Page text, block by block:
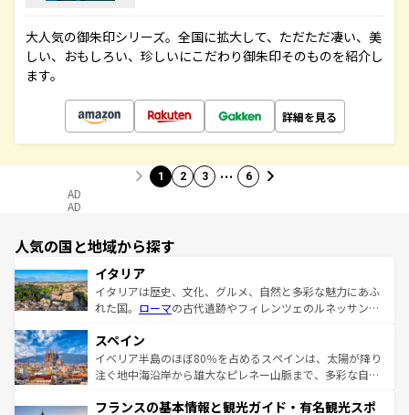
大人気の御朱印シリーズ。全国に拡大して、ただただ凄い、美
しい、おもしろい、珍しいにこだわり御朱印そのものを紹介し
ます。
詳細を見る
1 2 3 … 6
AD
AD
人気の国と地域から探す
イタリア
イタリアは歴史、文化、グルメ、自然と多彩な魅力にあふ
れた国。 ローマの古代遺跡やフィレンツェのルネッサンス
ろん、トスカーナの美しい田園風景やアマルフィ海岸の絶
景など、自然景観も見逃せない。観光の合間には、本場の
ピザやパスタなど、絶品のイタリア料理を堪能することも
ませてくれるイタリアで、忘れられない旅をしてみよう！
スペイン
イベリア半島のほぼ80％を占めるスペインは、太陽が降り
注ぐ地中海沿岸から雄大なピレネー山脈まで、多彩な自然
文化が根付くこの国では、情熱的なフラメンコ、熱気あふ
フランスの基本情報と観光ガイド・有名観光スポ